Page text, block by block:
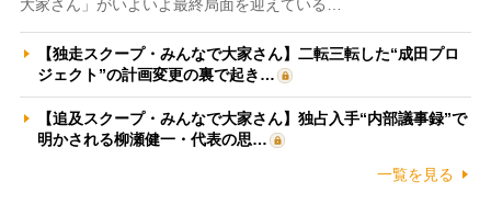
大家さん」がいよいよ最終局面を迎えている…
【独走スクープ・みんなで大家さん】二転三転した“成田プロ
ジェクト”の計画変更の裏で起き…
【追及スクープ・みんなで大家さん】独占入手“内部議事録”で
明かされる柳瀬健一・代表の思…
一覧を見る